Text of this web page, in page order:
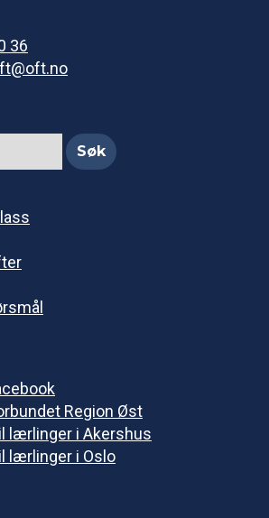
36
Region Øst
lærlinger i Akershus
lærlinger i Oslo